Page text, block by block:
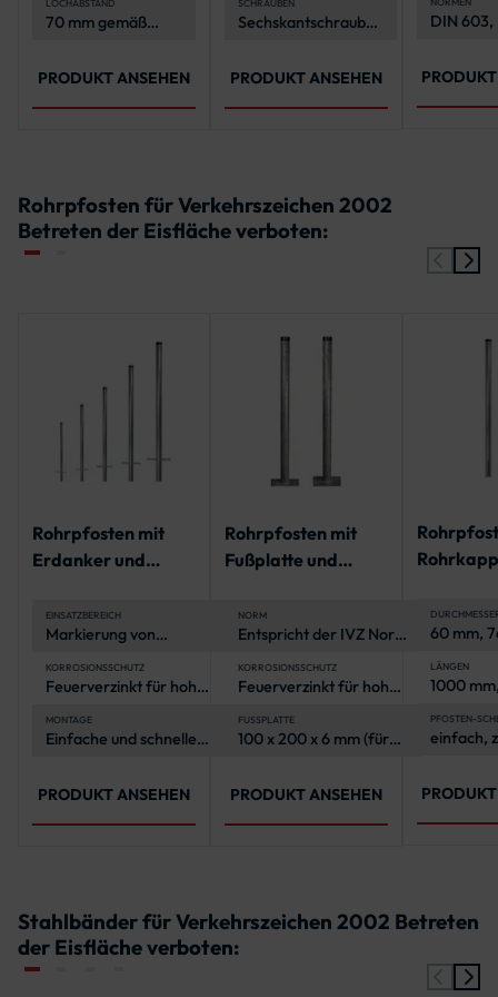
70 mm gemäß
PRODUKT ANSEHEN
Sechskantschrauben
Längen, je nach
PRODUKT ANSEHEN
4
DIN 603,
Rohrpfosten für Verkehrszeichen 2002
Betreten der Eisfläche verboten:
Rohrpfosten mit
Erdanker und
Norm
EINSATZBEREICH
Markierung von
Parkplätzen, Sicherung
von Baustellen und
Organisation bei
Veranstaltungen
KORROSIONSSCHUTZ
Feuerverzinkt für hohe
(Stahl-Rohrpfosten)
MONTAGE
Einfache und schnelle
PRODUKT ANSEHEN
Rohrpfosten mit
Fußplatte und
Norm
NORM
Entspricht der IVZ Norm
Verkehrsbereiche
KORROSIONSSCHUTZ
Feuerverzinkt für hohe
FUSSPLATTE
100 x 200 x 6 mm (für
Pfosten ab 2000 mm)
PRODUKT ANSEHEN
60 mm,
LÄNGEN
1000
1750
mm,
3250
4000
PFOSTEN-
einfach,
Stahlbänder für Verkehrszeichen 2002 Betreten
der Eisfläche verboten: